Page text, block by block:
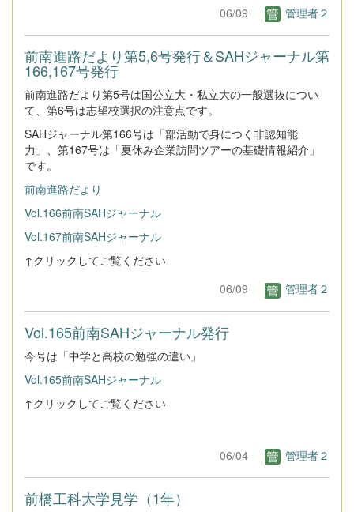
06/09 管理者２
前南進路だより第5,6号発行＆SAHジャーナル第
166,167号発行
前南進路だより第5号は国公立大・私立大の一般選抜につい
て、第6号は志望校選択の注意点です。
SAHジャーナル第166号は「部活動で身につく非認知能
力」、第167号は「夏休み企業訪問ツアーの基礎情報紹介」
です。
前南進路だより
Vol.166前南SAHジャーナル
Vol.167前南SAHジャーナル
↑クリックしてご覧ください
06/09
管理者２
Vol.165前南SAHジャーナル発行
今号は「中学と高校の勉強の違い」
Vol.165前南SAHジャーナル
↑クリックしてご覧ください
06/04 管理者２
前橋工科大学見学（1年）